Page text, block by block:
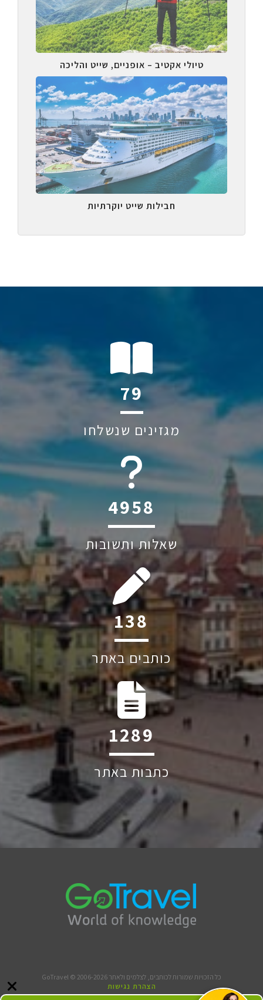
טיולי אקטיב – אופניים, שייט והליכה
חבילות שייט יוקרתיות
115
מגזינים שנשלחו
6045
שאלות ותשובות
201
כותבים באתר
1874
כתבות באתר
כל הזכויות שמורות לכותבים, לצלמים ולאתר GoTravel © 2006-2026
הצהרת נגישות